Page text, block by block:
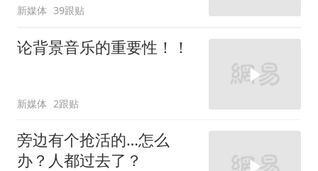
新媒体 39跟贴
论背景音乐的重要性！！
新媒体 2跟贴
旁边有个抢活的…怎么
办？人都过去了？